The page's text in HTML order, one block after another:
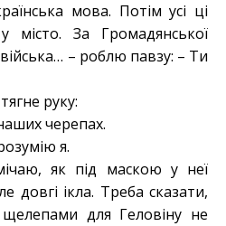
мова. Потім усі ці
місто. За Громадянської
– роблю павзу: – Ти
руку:
черепах.
я.
як під маскою у неї
довгі ікла. Треба сказати,
для Геловіну не